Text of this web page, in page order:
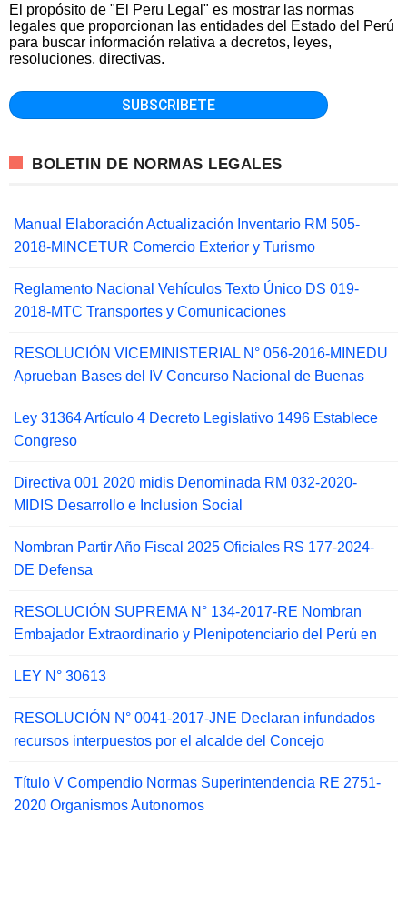
El propósito de "El Peru Legal" es mostrar las normas
legales que proporcionan las entidades del Estado del Perú
para buscar información relativa a decretos, leyes,
resoluciones, directivas.
BOLETIN DE NORMAS LEGALES
Manual Elaboración Actualización Inventario RM 505-
2018-MINCETUR Comercio Exterior y Turismo
Reglamento Nacional Vehículos Texto Único DS 019-
2018-MTC Transportes y Comunicaciones
RESOLUCIÓN VICEMINISTERIAL N° 056-2016-MINEDU
Aprueban Bases del IV Concurso Nacional de Buenas
Ley 31364 Artículo 4 Decreto Legislativo 1496 Establece
Congreso
Directiva 001 2020 midis Denominada RM 032-2020-
MIDIS Desarrollo e Inclusion Social
Nombran Partir Año Fiscal 2025 Oficiales RS 177-2024-
DE Defensa
RESOLUCIÓN SUPREMA N° 134-2017-RE Nombran
Embajador Extraordinario y Plenipotenciario del Perú en
LEY N° 30613
RESOLUCIÓN N° 0041-2017-JNE Declaran infundados
recursos interpuestos por el alcalde del Concejo
Título V Compendio Normas Superintendencia RE 2751-
2020 Organismos Autonomos